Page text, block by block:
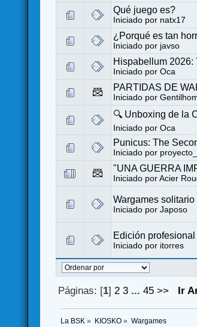
Qué juego es?
Iniciado por natx17
¿Porqué es tan
Iniciado por javso
Hispabellum 2026:
Iniciado porOca
PARTIDAS DE
Iniciado por
🔍 Unboxing de la
Iniciado porOca
Punicus: The
Iniciado por
"UNA GUERRA
Iniciado porAcier
Wargames solitario
Iniciado porJaposo
Edición
Iniciado por itorres
Páginas: [1] 2 3 ... 45 >> Ir
La BSK » KIOSKO» Wargames